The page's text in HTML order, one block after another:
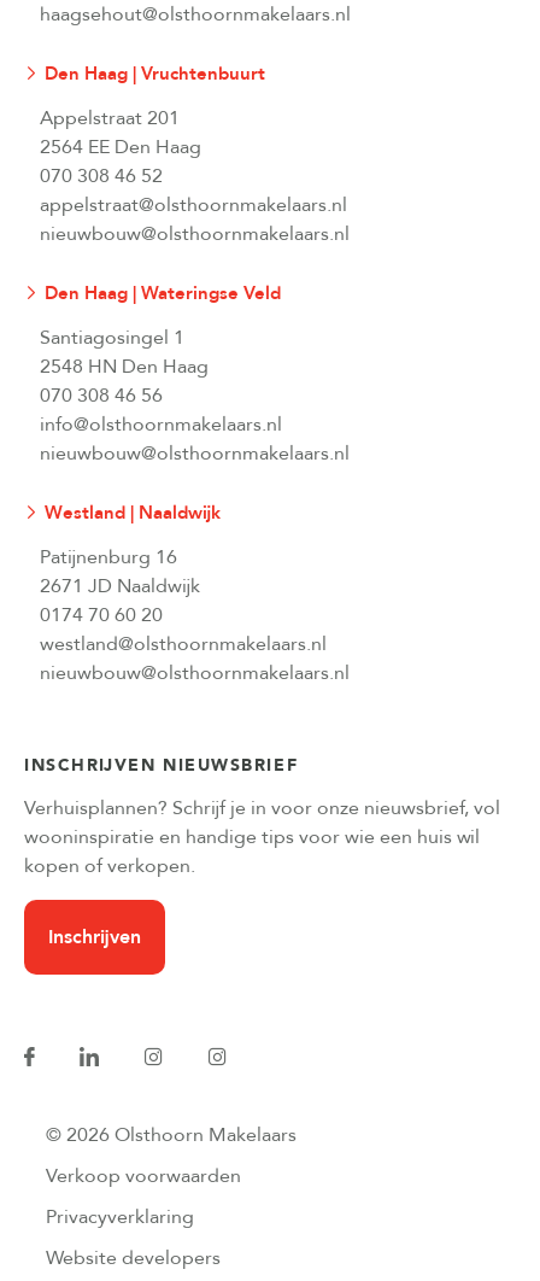
haagsehout@olsthoornmakelaars.nl
Den Haag | Vruchtenbuurt
Appelstraat 201
2564 EE Den Haag
070 308 46 52
appelstraat@olsthoornmakelaars.nl
nieuwbouw@olsthoornmakelaars.nl
Den Haag | Wateringse Veld
Santiagosingel 1
2548 HN Den Haag
070 308 46 56
info@olsthoornmakelaars.nl
nieuwbouw@olsthoornmakelaars.nl
Westland | Naaldwijk
Patijnenburg 16
2671 JD Naaldwijk
0174 70 60 20
westland@olsthoornmakelaars.nl
nieuwbouw@olsthoornmakelaars.nl
INSCHRIJVEN NIEUWSBRIEF
Verhuisplannen? Schrijf je in voor onze nieuwsbrief, vol
wooninspiratie en handige tips voor wie een huis wil
kopen of verkopen.
Inschrijven
© 2026 Olsthoorn Makelaars
Verkoop voorwaarden
Privacyverklaring
Website developers